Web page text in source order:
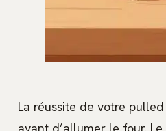
La réussite de votre